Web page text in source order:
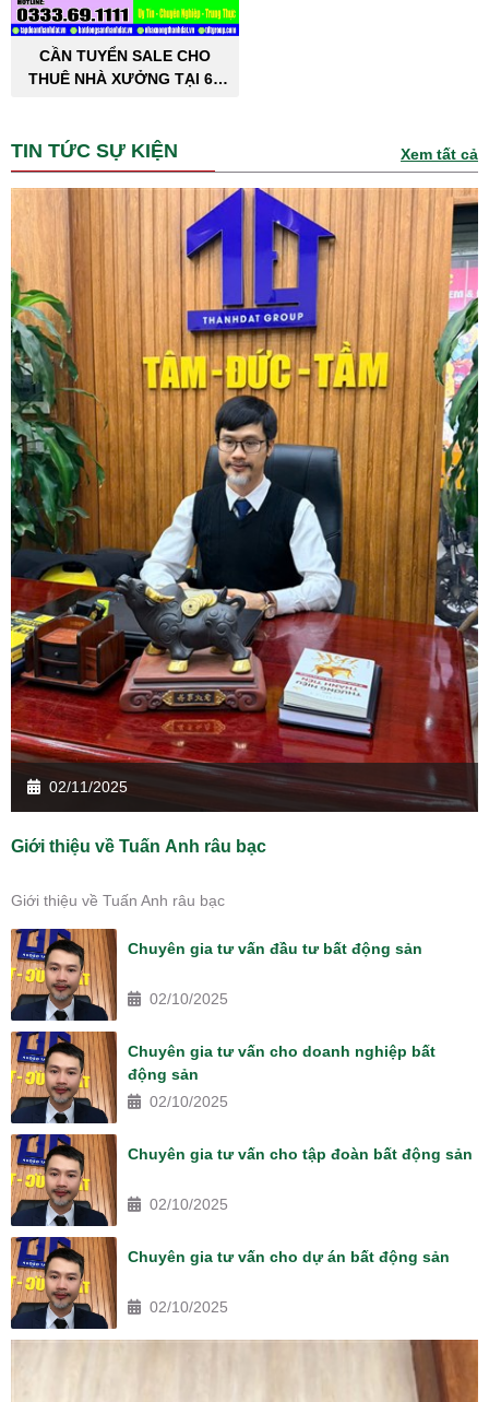
CẦN TUYỂN SALE CHO
THUÊ NHÀ XƯỞNG TẠI 63
TIN TỨC SỰ KIỆN Xem tất cả
02/11/2025
Giới thiệu về Tuấn Anh râu bạc
Giới thiệu về Tuấn Anh râu bạc
Chuyên gia tư vấn đầu tư bất động sản
02/10/2025
Chuyên gia tư vấn cho doanh nghiệp bất
động sản
02/10/2025
Chuyên gia tư vấn cho tập đoàn bất động sản
02/10/2025
Chuyên gia tư vấn cho dự án bất động sản
02/10/2025